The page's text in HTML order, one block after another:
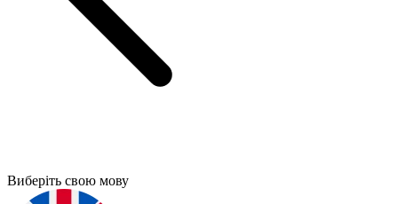
Виберіть свою мову